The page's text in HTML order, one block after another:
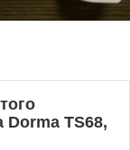
Dorma TS68,